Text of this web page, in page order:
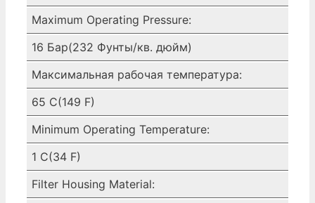
Maximum Operating Pressure:
16 Бар(232 Фунты/кв. дюйм)
Максимальная рабочая температура:
65 C(149 F)
Minimum Operating Temperature:
1 C(34 F)
Filter Housing Material: